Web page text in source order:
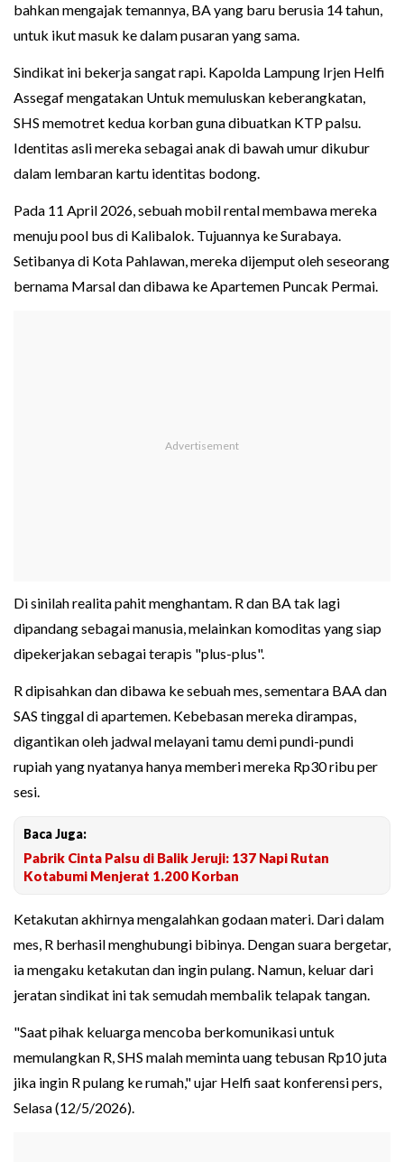
bahkan mengajak temannya, BA yang baru berusia 14 tahun,
untuk ikut masuk ke dalam pusaran yang sama.
Sindikat ini bekerja sangat rapi. Kapolda Lampung Irjen Helfi
Assegaf mengatakan Untuk memuluskan keberangkatan,
SHS memotret kedua korban guna dibuatkan KTP palsu.
Identitas asli mereka sebagai anak di bawah umur dikubur
dalam lembaran kartu identitas bodong.
Pada 11 April 2026, sebuah mobil rental membawa mereka
menuju pool bus di Kalibalok. Tujuannya ke Surabaya.
Setibanya di Kota Pahlawan, mereka dijemput oleh seseorang
bernama Marsal dan dibawa ke Apartemen Puncak Permai.
Di sinilah realita pahit menghantam. R dan BA tak lagi
dipandang sebagai manusia, melainkan komoditas yang siap
dipekerjakan sebagai terapis "plus-plus".
R dipisahkan dan dibawa ke sebuah mes, sementara BAA dan
SAS tinggal di apartemen. Kebebasan mereka dirampas,
digantikan oleh jadwal melayani tamu demi pundi-pundi
rupiah yang nyatanya hanya memberi mereka Rp30 ribu per
sesi.
Baca Juga:
Pabrik Cinta Palsu di Balik Jeruji: 137 Napi Rutan
Kotabumi Menjerat 1.200 Korban
Ketakutan akhirnya mengalahkan godaan materi. Dari dalam
mes, R berhasil menghubungi bibinya. Dengan suara bergetar,
ia mengaku ketakutan dan ingin pulang. Namun, keluar dari
jeratan sindikat ini tak semudah membalik telapak tangan.
"Saat pihak keluarga mencoba berkomunikasi untuk
memulangkan R, SHS malah meminta uang tebusan Rp10 juta
jika ingin R pulang ke rumah," ujar Helfi saat konferensi pers,
Selasa (12/5/2026).